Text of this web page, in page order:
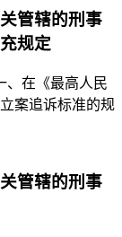
管辖的刑事
规定
、在《最高人民
案追诉标准的规
管辖的刑事